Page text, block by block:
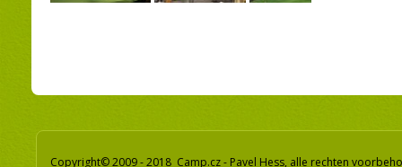
Copyright© 2009 - 2018 Camp.cz - Pavel Hess, alle rechten